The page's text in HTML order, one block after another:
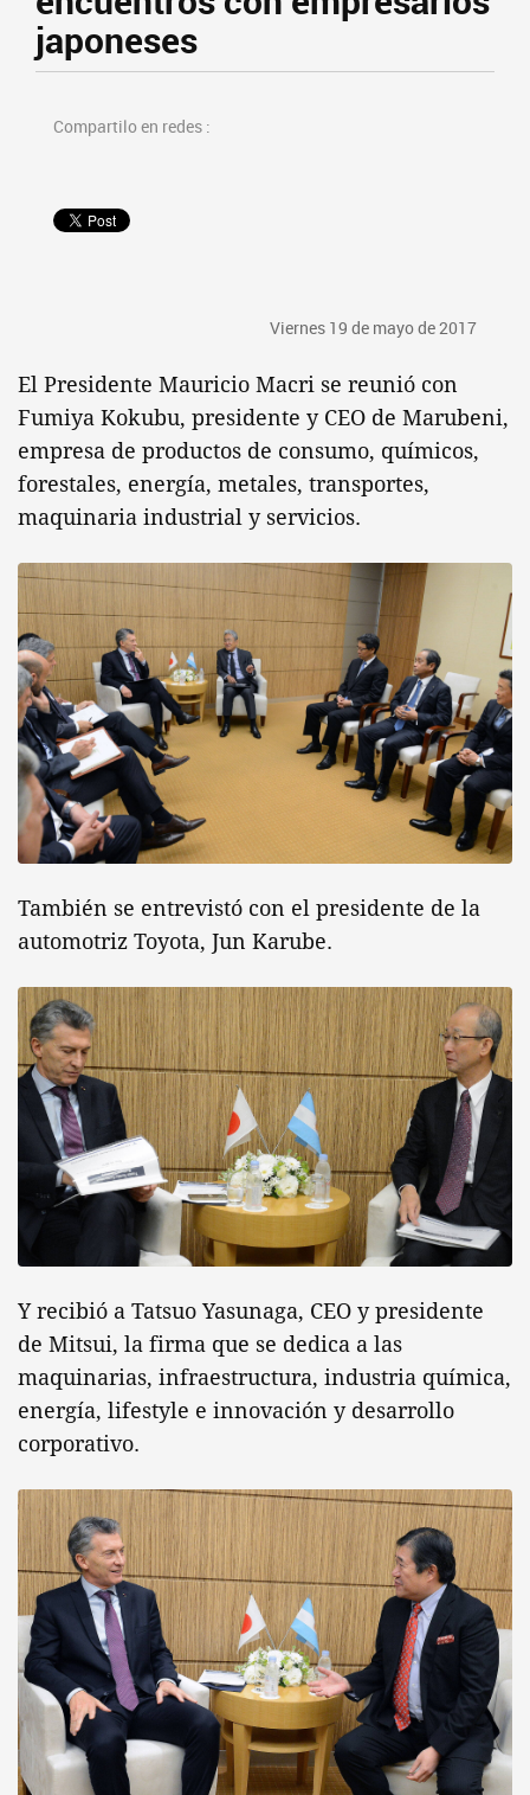
japoneses
Compartilo en redes :
Viernes 19 de mayo de 2017
El Presidente Mauricio Macri se reunió con
Fumiya Kokubu, presidente y CEO de Marubeni,
empresa de productos de consumo, químicos,
forestales, energía, metales, transportes,
maquinaria industrial y servicios.
También se entrevistó con el presidente de la
automotriz Toyota, Jun Karube.
Y recibió a Tatsuo Yasunaga, CEO y presidente
de Mitsui, la firma que se dedica a las
maquinarias, infraestructura, industria química,
energía, lifestyle e innovación y desarrollo
corporativo.